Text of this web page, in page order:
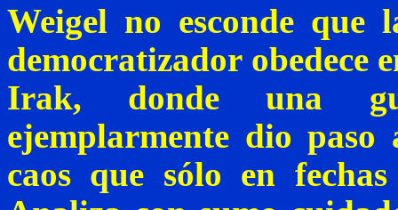
Weigel no esconde que
democratizador obedece
Irak, donde una
ejemplarmente dio
caos que sólo en